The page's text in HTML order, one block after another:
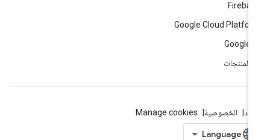
Google Cloud
Google
المنتجات
الخصوصية Manage cookies